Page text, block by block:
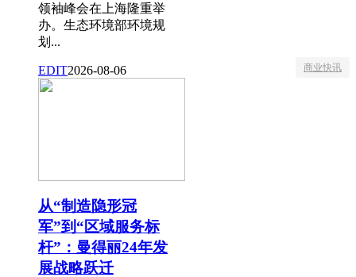
领袖峰会在上海隆重举
办。生态环境部环境规
划...
EDIT2026-08-06 商业快讯
从“制造隐形冠
军”到“区域服务标
杆”：曼得丽24年发
展战略跃迁